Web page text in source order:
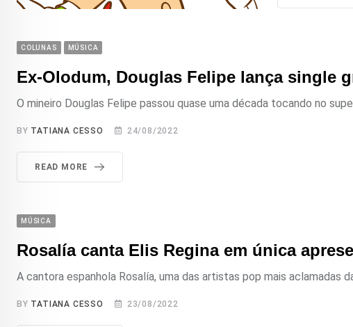
COLUNAS MÚSICA
Ex-Olodum, Douglas Felipe lança single
O mineiro Douglas Felipe passou quase uma década tocando no
BY TATIANA CESSO 24/08/2022
READ MORE
MÚSICA
Rosalía canta Elis Regina em única
A cantora espanhola Rosalía, uma das artistas pop mais aclamadas
BY TATIANA CESSO 23/08/2022